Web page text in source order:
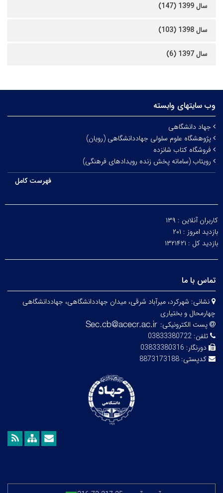
سال 1399 (147)
سال 1398 (103)
سال 1397 (6)
وب سایتهای وابسته
جهاد دانشگاهی
پژوهشگاه علوم سلولی جهاددانشگاهی (رویان)
فروشگاه کتاب شانزده
رویتاب (سامانه پخش زنده رویدادهای فرهنگی)
فهرست کامل
کاربران آنلاین : ۱۳۹
بازدید امروز : ۲۰۱
بازدید کل : ۱۳۲۱۴۲۱
تماس با ما
نشانی: شهرکرد، میرآباد شرقی، میدان جهاددانشگاهی، جهاددانشگاهی
چهارمحال و بختیاری
پست الکترونیکی:
تلفن: 03833380722
دورنگار: 03833380316
کدپستی: 8873173188